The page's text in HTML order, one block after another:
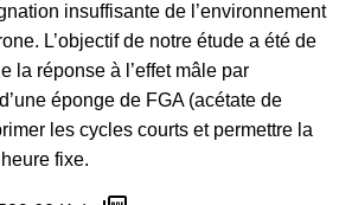
insuffisante de l’environnement
L’objectif de notre étude a été de
la réponse à l’effet mâle par
éponge de FGA (acétate de
les cycles courts et permettre la
fixe.